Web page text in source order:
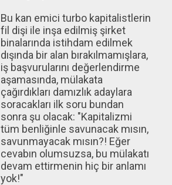
Bu kan emici turbo kapitalistlerin
fil dişi ile inşa edilmiş şirket
binalarında istihdam edilmek
dışında bir alan bırakılmamışlara,
iş başvurularını değerlendirme
aşamasında, mülakata
çağırdıkları damızlık adaylara
soracakları ilk soru bundan
sonra şu olacak: "Kapitalizmi
tüm benliğinle savunacak mısın,
savunmayacak mısın?! Eğer
cevabın olumsuzsa, bu mülakatı
devam ettirmenin hiç bir anlamı
yok!"